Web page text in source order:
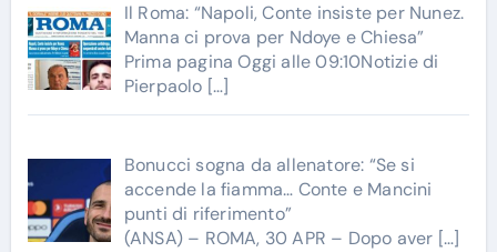
Il Roma: “Napoli, Conte insiste per Nunez.
Manna ci prova per Ndoye e Chiesa”
Prima pagina Oggi alle 09:10Notizie di
Pierpaolo […]
Bonucci sogna da allenatore: “Se si
accende la fiamma… Conte e Mancini
punti di riferimento”
(ANSA) – ROMA, 30 APR – Dopo aver […]